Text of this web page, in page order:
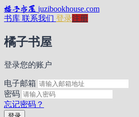
橘子书屋 juzibookhouse.com
书库 联系我们 登录注册
橘子书屋
登录您的账户
电子邮箱
密码
忘记密码？